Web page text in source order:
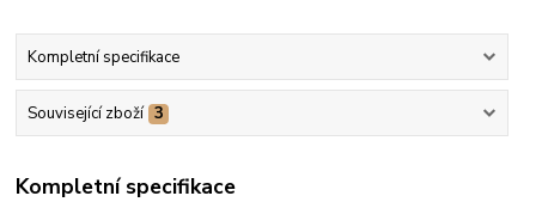
Kompletní specifikace
Související zboží 3
Kompletní specifikace